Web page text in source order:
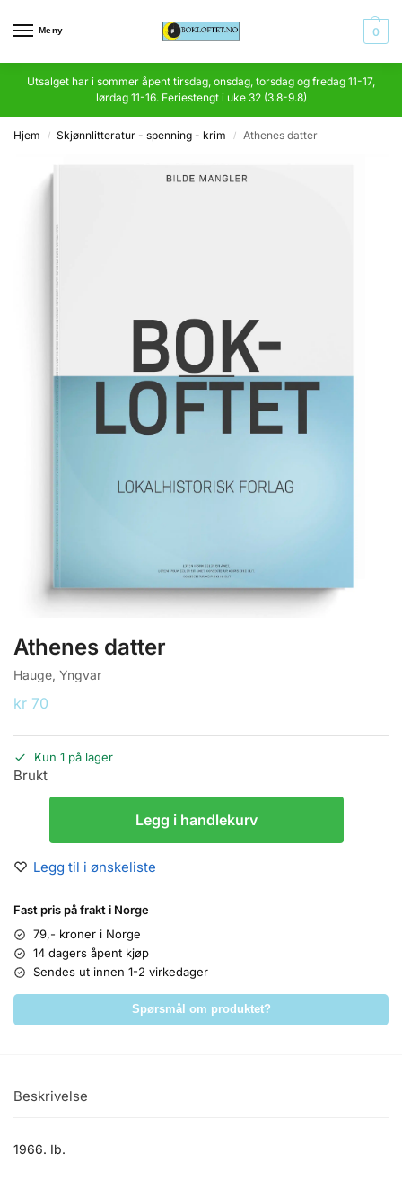
Meny 0
Utsalget har i sommer åpent tirsdag, onsdag, torsdag og fredag 11-17,
lørdag 11-16. Feriestengt i uke 32 (3.8-9.8)
Hjem / Skjønnlitteratur - spenning - krim / Athenes datter
Athenes datter
Hauge, Yngvar
kr 70
Kun 1 på lager
Brukt
Legg i handlekurv
Legg til i ønskeliste
Fast pris på frakt i Norge
79,- kroner i Norge
14 dagers åpent kjøp
Sendes ut innen 1-2 virkedager
Spørsmål om produktet?
Beskrivelse
1966. Ib.